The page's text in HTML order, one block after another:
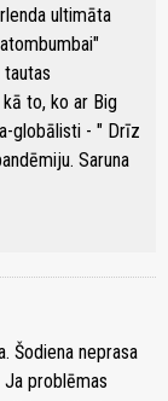
ultimāta
to, ko ar Big
globālisti - " Drīz
Saruna
Šodiena neprasa
problēmas